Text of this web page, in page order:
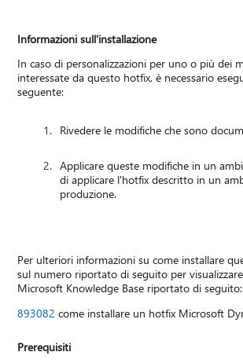
Informazioni sull'installazione
In caso di personalizzazioni per uno o più dei
interessate da questo hotfix, è necessario
seguente:
Rivedere le modifiche che sono
Applicare queste modifiche in un
di applicare l'hotfix descritto in un
produzione.
Per ulteriori informazioni su come installare
sul numero riportato di seguito per
Microsoft Knowledge Base riportato di seguito:
893082 come installare un hotfix Microsoft
Prerequisiti